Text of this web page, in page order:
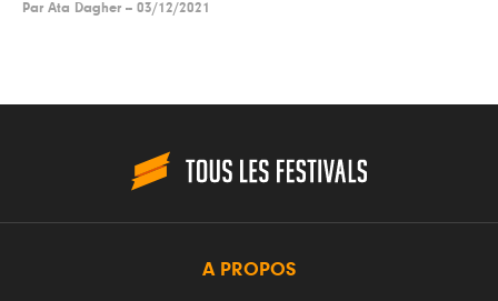
Par Ata Dagher -- 03/12/2021
A PROPOS